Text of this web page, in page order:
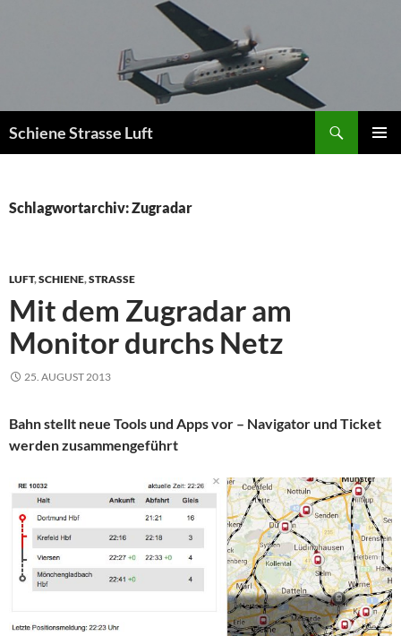
Schiene Strasse Luft
Schlagwortarchiv: Zugradar
LUFT,SCHIENE,STRASSE
Mit dem Zugradar am
Monitor durchs Netz
25. AUGUST 2013
Bahn stellt neue Tools und Apps vor – Navigator und Ticket
werden zusammengeführt